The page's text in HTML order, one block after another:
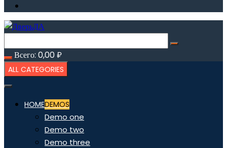
Всего: 0,00₽
ALL CATEGORIES
HOMEDEMOS
Demo one
Demo two
Demo three